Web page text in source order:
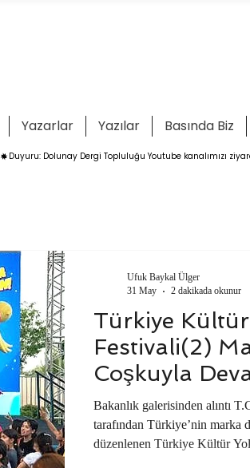
Yazarlar Yazılar Basında Biz
Türkiye
Festivali(2)
Coşkuyla
Bakanlık galerisinden alıntı
tarafından Türkiye’nin marka
düzenlenen Türkiye Kültür
Ufuk Baykal Ülger
31 May
2 dakikada okunur